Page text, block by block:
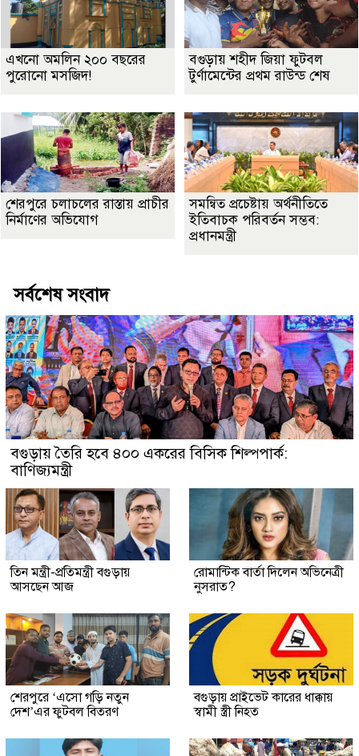
এখনো অমলিন ২০০ বছরের
পুরোনো মসজিদ!
বগুড়ায় শহীদ জিয়া ফুটবল
টুর্ণামেন্টের প্রথম রাউন্ড শেষ
শেরপুরে চলাচলের রাস্তায় প্রাচীর
নির্মাণের অভিযোগ
সমন্বিত প্রচেষ্টায় অর্থনীতিতে
ইতিবাচক পরিবর্তন সম্ভব:
প্রধানমন্ত্রী
সর্বশেষ সংবাদ
বগুড়ায় তৈরি হবে ৪০০ একরের বিসিক শিল্পপার্ক:
বাণিজ্যমন্ত্রী
তিন মন্ত্রী-প্রতিমন্ত্রী বগুড়ায়
আসছেন আজ
রোমান্টিক বার্তা দিলেন অভিনেত্রী
নুসরাত?
শেরপুরে ‘এসো গড়ি নতুন
দেশ’এর ফুটবল বিতরণ
বগুড়ায় প্রাইভেট কারের ধাক্কায়
স্বামী স্ত্রী নিহত